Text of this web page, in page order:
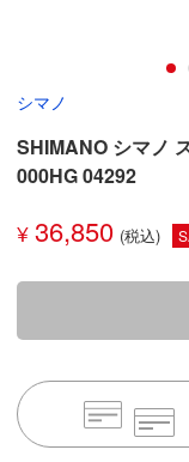
シマノ
SHIMANO シマノ
000HG 04292
¥ 36,850